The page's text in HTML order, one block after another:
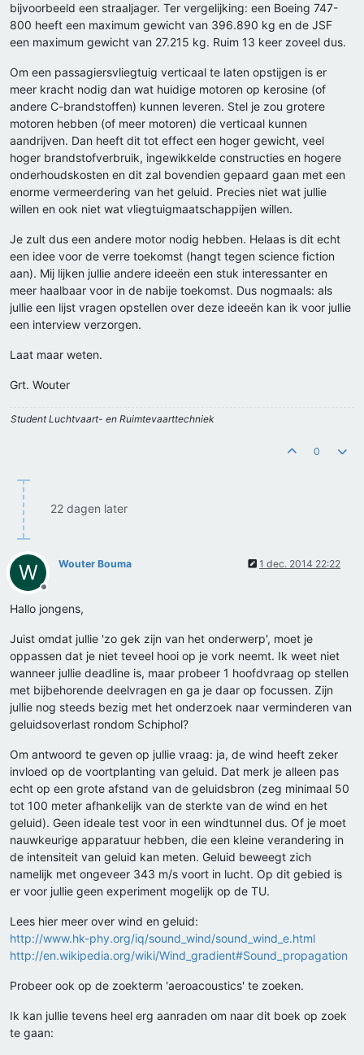
bijvoorbeeld een straaljager. Ter vergelijking: een Boeing 747-
800 heeft een maximum gewicht van 396.890 kg en de JSF
een maximum gewicht van 27.215 kg. Ruim 13 keer zoveel dus.
Om een passagiersvliegtuig verticaal te laten opstijgen is er
meer kracht nodig dan wat huidige motoren op kerosine (of
andere C-brandstoffen) kunnen leveren. Stel je zou grotere
motoren hebben (of meer motoren) die verticaal kunnen
aandrijven. Dan heeft dit tot effect een hoger gewicht, veel
hoger brandstofverbruik, ingewikkelde constructies en hogere
onderhoudskosten en dit zal bovendien gepaard gaan met een
enorme vermeerdering van het geluid. Precies niet wat jullie
willen en ook niet wat vliegtuigmaatschappijen willen.
Je zult dus een andere motor nodig hebben. Helaas is dit echt
een idee voor de verre toekomst (hangt tegen science fiction
aan). Mij lijken jullie andere ideeën een stuk interessanter en
meer haalbaar voor in de nabije toekomst. Dus nogmaals: als
jullie een lijst vragen opstellen over deze ideeën kan ik voor jullie
een interview verzorgen.
Laat maar weten.
Grt. Wouter
Student Luchtvaart- en Ruimtevaarttechniek
0
22 dagen later
W
Offline
Wouter Bouma 1 dec. 2014 22:22
Hallo jongens,
Juist omdat jullie 'zo gek zijn van het onderwerp', moet je
oppassen dat je niet teveel hooi op je vork neemt. Ik weet niet
wanneer jullie deadline is, maar probeer 1 hoofdvraag op stellen
met bijbehorende deelvragen en ga je daar op focussen. Zijn
jullie nog steeds bezig met het onderzoek naar verminderen van
geluidsoverlast rondom Schiphol?
Om antwoord te geven op jullie vraag: ja, de wind heeft zeker
invloed op de voortplanting van geluid. Dat merk je alleen pas
echt op een grote afstand van de geluidsbron (zeg minimaal 50
tot 100 meter afhankelijk van de sterkte van de wind en het
geluid). Geen ideale test voor in een windtunnel dus. Of je moet
nauwkeurige apparatuur hebben, die een kleine verandering in
de intensiteit van geluid kan meten. Geluid beweegt zich
namelijk met ongeveer 343 m/s voort in lucht. Op dit gebied is
er voor jullie geen experiment mogelijk op de TU.
Lees hier meer over wind en geluid:
http://www.hk-phy.org/iq/sound_wind/sound_wind_e.html
http://en.wikipedia.org/wiki/Wind_gradient#Sound_propagation
Probeer ook op de zoekterm 'aeroacoustics' te zoeken.
Ik kan jullie tevens heel erg aanraden om naar dit boek op zoek
te gaan: